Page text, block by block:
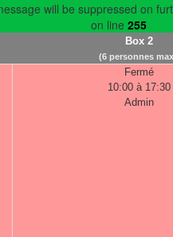
will be suppressed on
on line 255
Box 2
(6 personnes
Fermé
10:00 à 17:30
Admin